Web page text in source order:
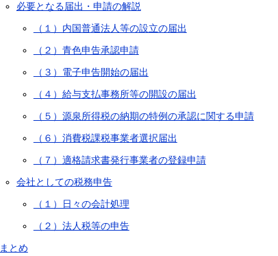
必要となる届出・申請の解説
（１）内国普通法人等の設立の届出
（２）青色申告承認申請
（３）電子申告開始の届出
（４）給与支払事務所等の開設の届出
（５）源泉所得税の納期の特例の承認に関する申請
（６）消費税課税事業者選択届出
（７）適格請求書発行事業者の登録申請
会社としての税務申告
（１）日々の会計処理
（２）法人税等の申告
まとめ